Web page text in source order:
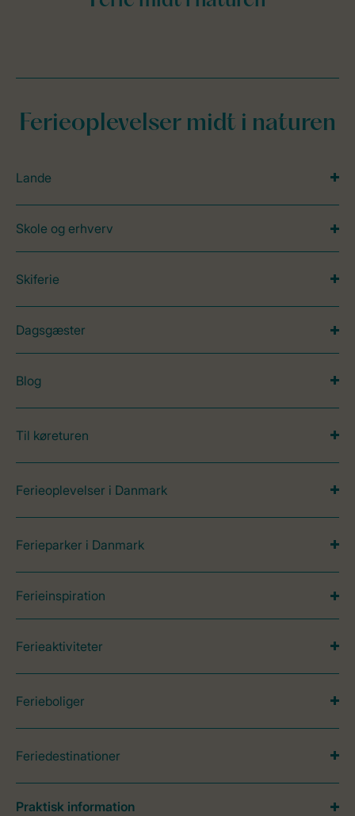
Ferieoplevelser midt i naturen
Lande
Skole og erhverv
Skiferie
Dagsgæster
Blog
Til køreturen
Ferieoplevelser i Danmark
Ferieparker i Danmark
Ferieinspiration
Ferieaktiviteter
Ferieboliger
Feriedestinationer
Praktisk information